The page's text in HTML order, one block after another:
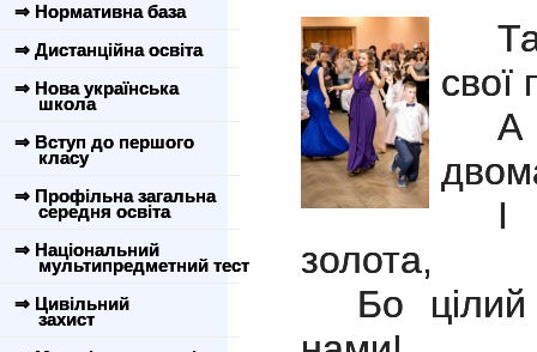
⇒ Нормативна база
⇒ Дистанційна освіта
⇒ Нова українська
школа
⇒ Вступ до першого
класу
⇒ Профільна загальна
середня освіта
⇒ Національний
мультипредметний тест
⇒ Цивільний
захист
А
І
золота,
Бо цілий